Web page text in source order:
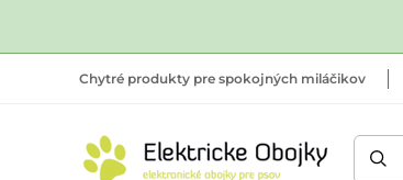
Chytré produkty pre spokojných miláčikov